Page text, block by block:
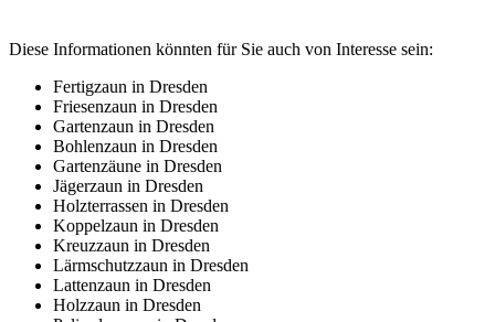
Diese Informationen könnten für Sie auch von Interesse sein:
Fertigzaun in Dresden
Friesenzaun in Dresden
Gartenzaun in Dresden
Bohlenzaun in Dresden
Gartenzäune in Dresden
Jägerzaun in Dresden
Holzterrassen in Dresden
Koppelzaun in Dresden
Kreuzzaun in Dresden
Lärmschutzzaun in Dresden
Lattenzaun in Dresden
Holzzaun in Dresden